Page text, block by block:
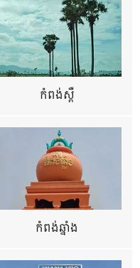
កំពង់ស្ពឺ
កំពង់ឆ្នាំង